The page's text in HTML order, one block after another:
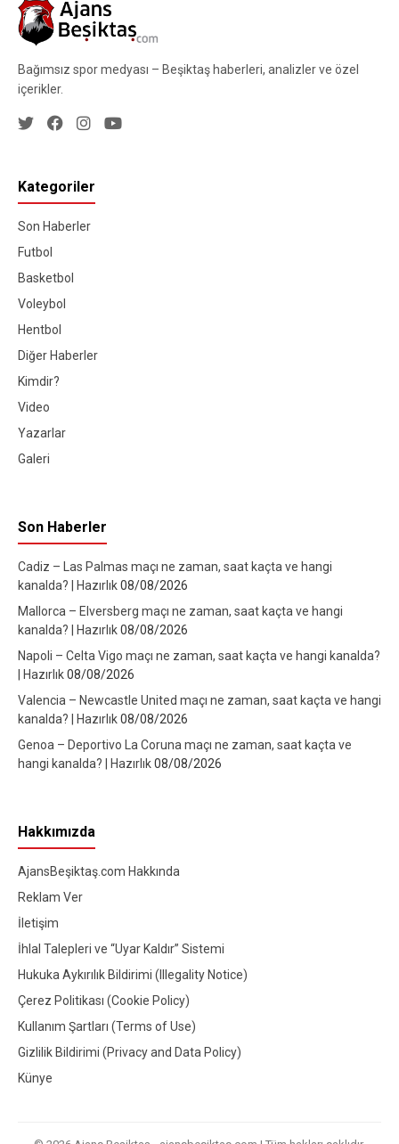
Bağımsız spor medyası – Beşiktaş haberleri, analizler ve özel
içerikler.
Kategoriler
Son Haberler
Futbol
Basketbol
Voleybol
Hentbol
Diğer Haberler
Kimdir?
Video
Yazarlar
Galeri
Son Haberler
Cadiz – Las Palmas maçı ne zaman, saat kaçta ve hangi
kanalda? | Hazırlık08/08/2026
Mallorca – Elversberg maçı ne zaman, saat kaçta ve hangi
kanalda? | Hazırlık08/08/2026
Napoli – Celta Vigo maçı ne zaman, saat kaçta ve hangi kanalda?
| Hazırlık08/08/2026
Valencia – Newcastle United maçı ne zaman, saat kaçta ve hangi
kanalda? | Hazırlık08/08/2026
Genoa – Deportivo La Coruna maçı ne zaman, saat kaçta ve
hangi kanalda? | Hazırlık08/08/2026
Hakkımızda
AjansBeşiktaş.com Hakkında
Reklam Ver
İletişim
İhlal Talepleri ve “Uyar Kaldır” Sistemi
Hukuka Aykırılık Bildirimi (Illegality Notice)
Çerez Politikası (Cookie Policy)
Kullanım Şartları (Terms of Use)
Gizlilik Bildirimi (Privacy and Data Policy)
Künye